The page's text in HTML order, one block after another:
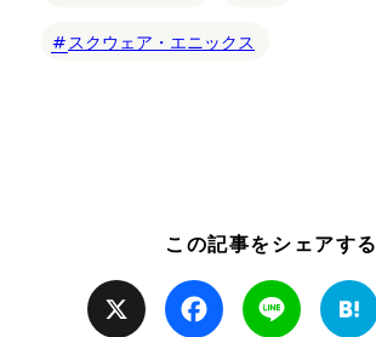
スクウェア・エニックス
この記事をシェアする
Facebook Line